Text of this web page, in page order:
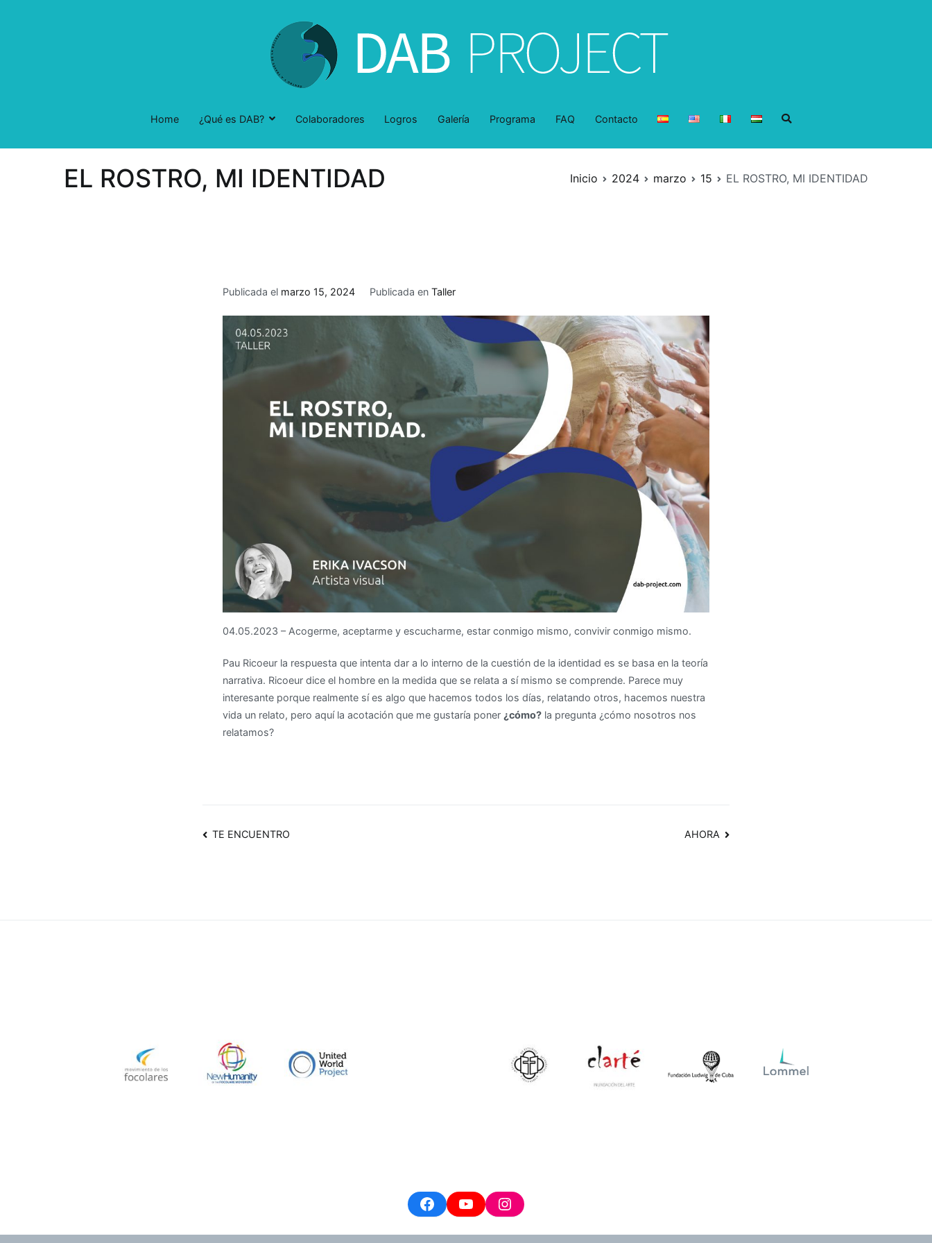
Home
¿Qué es DAB? Colaboradores Logros Galería Programa FAQ Contacto
EL ROSTRO, MI IDENTIDAD Inicio 2024 marzo 15 EL ROSTRO, MI IDENTIDAD
Publicada el marzo 15, 2024 Publicada enTaller
04.05.2023 – Acogerme, aceptarme y escucharme, estar conmigo mismo, convivir conmigo mismo.
Pau Ricoeur la respuesta que intenta dar a lo interno de la cuestión de la identidad es se basa en la teoría
narrativa. Ricoeur dice el hombre en la medida que se relata a sí mismo se comprende. Parece muy
interesante porque realmente sí es algo que hacemos todos los días, relatando otros, hacemos nuestra
vida un relato, pero aquí la acotación que me gustaría poner ¿cómo?la pregunta ¿cómo nosotros nos
relatamos?
Navegación
TE ENCUENTRO AHORA
Facebook
YouTubeInstagram